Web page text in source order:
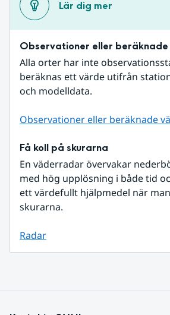
Lär dig mer
Observationer eller
Alla orter har inte
beräknas ett värde utifrån
och modelldata.
Observationer eller beräknade
Få koll på skurarna
En väderradar övervakar
med hög upplösning i både tid
ett värdefullt hjälpmedel när
skurarna.
Radar